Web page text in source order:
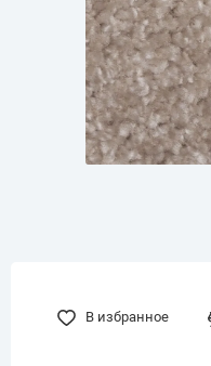
В избранное